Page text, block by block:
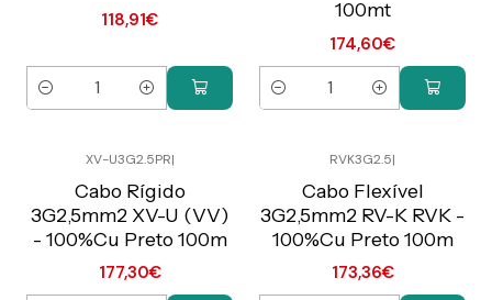
118,91€
Quantidade
100mt
174,60€
Quantidade
C/IVA
XV-U3G2.5PR|
Cabo Rígido
3G2,5mm2 XV-U (VV)
- 100%Cu Preto 100m
177,30€
C/IVA
RVK3G2.5|
Cabo Flexível
3G2,5mm2 RV-K RVK -
100%Cu Preto 100m
173,36€